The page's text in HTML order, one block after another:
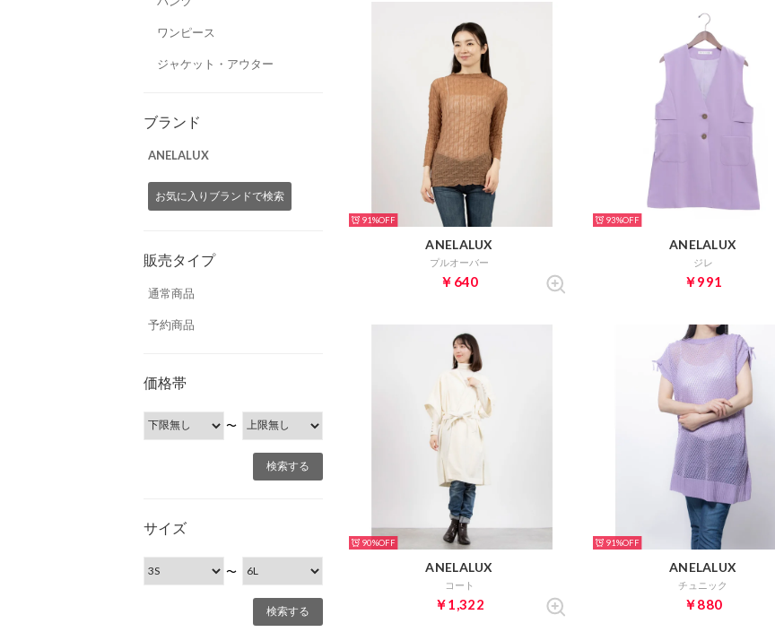
ワンピース
ジャケット・アウター
ブランド
ANELALUX
お気に入りブランドで検索
販売タイプ
通常商品
予約商品
価格帯
〜
サイズ
〜
91%
ANELALUX
プルオーバー
￥640
93%
ANELALUX
ジレ
￥991
90%
ANELALUX
コート
￥1,322
91%
ANELALUX
チュニック
￥880